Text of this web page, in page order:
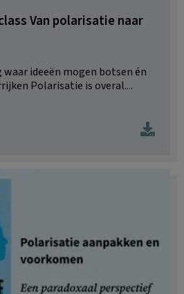
Van polarisatie naar
waar ideeën mogen botsen én
Polarisatie is overal....